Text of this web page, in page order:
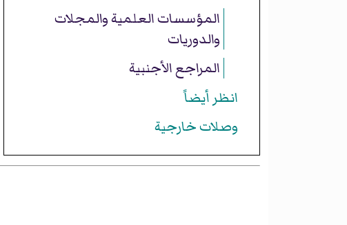
المؤسسات العلمية والمجلات
والدوريات
المراجع الأجنبية
انظر أيضاً
وصلات خارجية